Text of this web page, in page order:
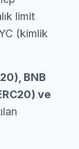
limit
(kimlik
BNB
ve